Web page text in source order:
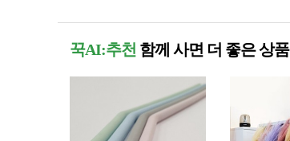
꾹AI:추천 함께 사면 더 좋은 상품